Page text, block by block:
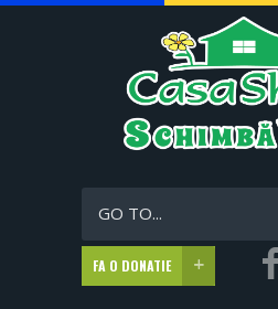
GO TO...
FA O DONATIE